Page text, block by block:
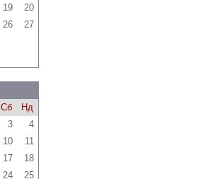
19
20
26
27
Сб
Нд
3
4
10
11
17
18
24
25